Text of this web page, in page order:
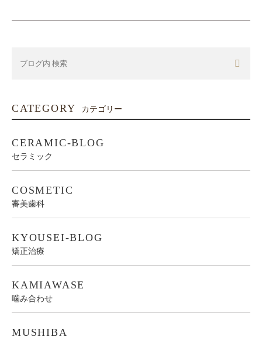
CATEGORY カテゴリー
CERAMIC-BLOG
セラミック
COSMETIC
審美歯科
KYOUSEI-BLOG
矯正治療
KAMIAWASE
噛み合わせ
MUSHIBA